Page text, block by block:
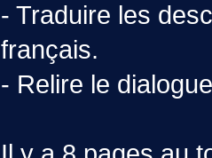
- Traduire les
français.
- Relire le